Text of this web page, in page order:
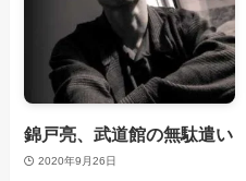
錦戸亮、武道館の無駄遣い
2020年9月26日